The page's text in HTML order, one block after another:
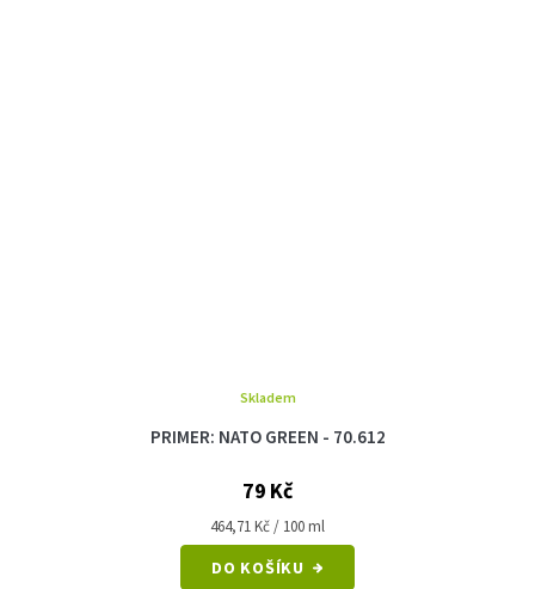
PRIMER: NATO GREEN - 70.612
Skladem
79 Kč
Měrná
cena:
464,71 Kč / 100 ml
DO KOŠÍKU